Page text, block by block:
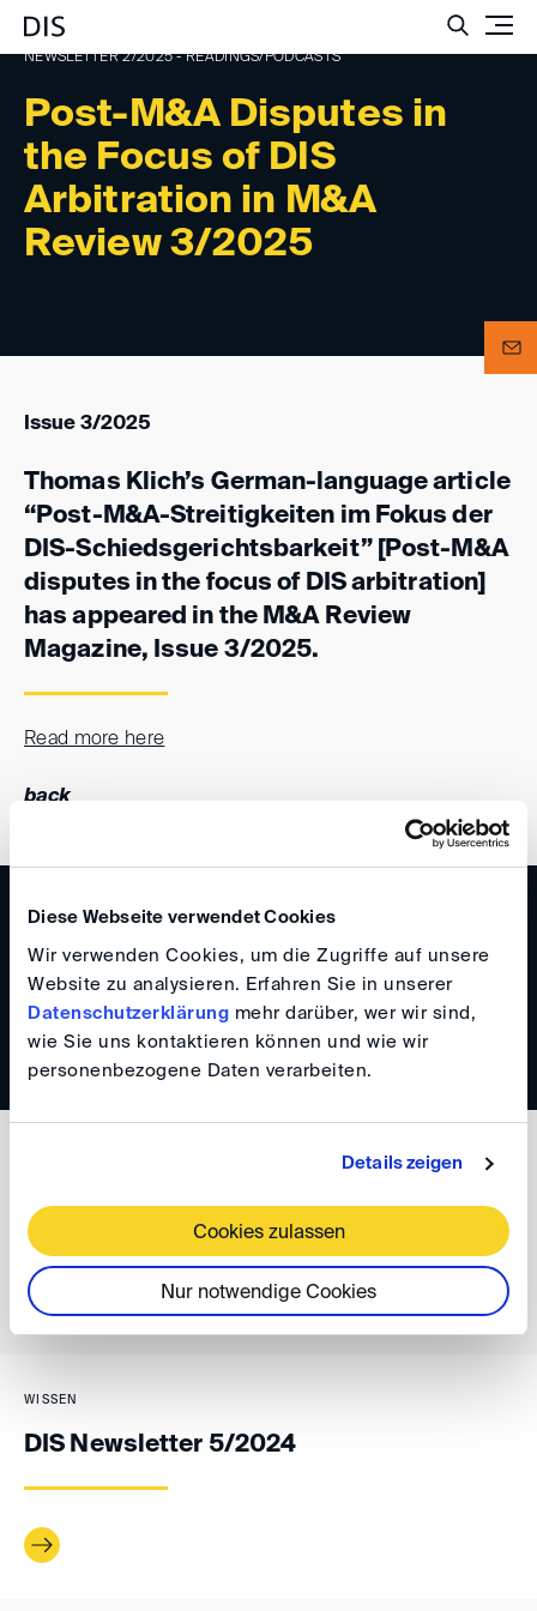
Diese Webseite verwendet Cookies
Wir verwenden Cookies, um die Zugriffe auf unsere
Website zu analysieren. Erfahren Sie in unserer
Datenschutzerklärung mehr darüber, wer wir sind,
wie Sie uns kontaktieren können und wie wir
personenbezogene Daten verarbeiten.
Details zeigen
Cookies zulassen
Nur notwendige Cookies
Post-M&A Disputes in
the Focus of DIS
Arbitration in M&A
Review 3/2025
NEWSLETTER 2/2025 - READINGS/PODCASTS
Issue 3/2025
Thomas Klich’s German-language article
“Post-M&A-Streitigkeiten im Fokus der
DIS-Schiedsgerichtsbarkeit” [Post-M&A
disputes in the focus of DIS arbitration]
has appeared in the M&A Review
Magazine, Issue 3/2025.
Read more here
back
WISSEN
DIS Newsletter 1/2025
DIS Newsletter 6/2024
WISSEN
DIS Newsletter 5/2024